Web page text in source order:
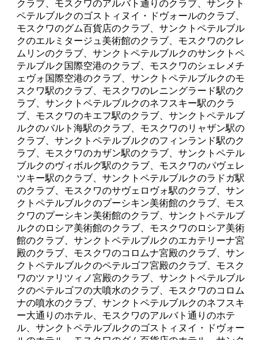
クラブ、モスクワのアルバト通りのクラブ、サンクト
ペテルブルクのゴストィヌイ・ドヴォールのクラブ、
モスクワのグム百貨店のクラブ、サンクトペテルブル
クのエルミタージュ美術館のクラブ、モスクワのクレ
ムリンのクラブ、サンクトペテルブルクのサンクトペ
テルブルク国際空港のクラブ、モスクワのシェレメチ
ェヴォ国際空港のクラブ、サンクトペテルブルクのモ
スクワ駅のクラブ、モスクワのレニングラード駅のク
ラブ、サンクトペテルブルクのネフスキー駅のクラ
ブ、モスクワのキエフ駅のクラブ、サンクトペテルブ
ルクのバルト海駅のクラブ、モスクワのリャザン駅の
クラブ、サンクトペテルブルクのフィンランド駅のク
ラブ、モスクワのカザン駅のクラブ、サンクトペテル
ブルクのヴィボルグ駅のクラブ、モスクワのパヴェレ
ツキー駅のクラブ、サンクトペテルブルクのラドガ駅
のクラブ、モスクワのサヴェロヴォ駅のクラブ、サン
クトペテルブルクのプーシキン美術館のクラブ、モス
クワのプーシキン美術館のクラブ、サンクトペテルブ
ルクのロシア美術館のクラブ、モスクワのロシア美術
館のクラブ、サンクトペテルブルクのエカテリーナ宮
殿のクラブ、モスクワのコロムナ宮殿のクラブ、サン
クトペテルブルクのペテルゴフ宮殿のクラブ、モスク
ワのツァリツィノ宮殿のクラブ、サンクトペテルブル
クのペテルゴフの大噴水のクラブ、モスクワのコロム
ナの噴水のクラブ、サンクトペテルブルクのネフスキ
ー大通りのホテル、モスクワのアルバト通りのホテ
ル、サンクトペテルブルクのゴストィヌイ・ドヴォー